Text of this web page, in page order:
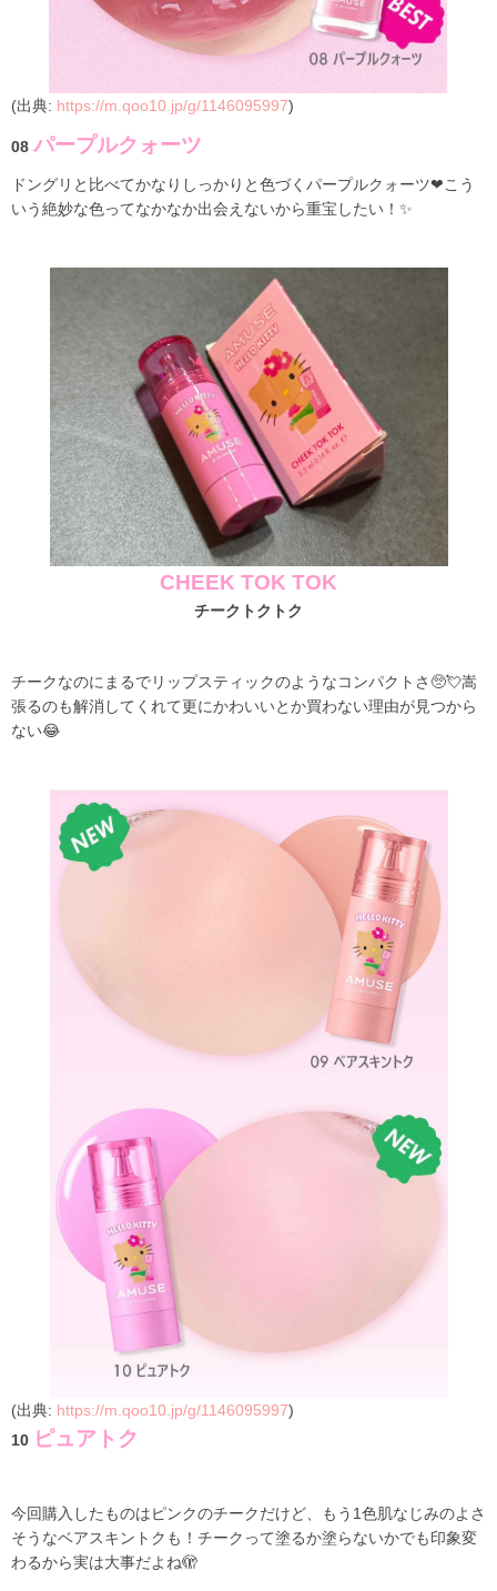
(出典: https://m.qoo10.jp/g/1146095997)
08 パープルクォーツ
ドングリと比べてかなりしっかりと色づくパープルクォーツ❤こう
いう絶妙な色ってなかなか出会えないから重宝したい！✨
CHEEK TOK TOK
チークトクトク
チークなのにまるでリップスティックのようなコンパクトさ🥺💘嵩
張るのも解消してくれて更にかわいいとか買わない理由が見つから
ない😂
(出典: https://m.qoo10.jp/g/1146095997)
10 ピュアトク
今回購入したものはピンクのチークだけど、もう1色肌なじみのよさ
そうなベアスキントクも！チークって塗るか塗らないかでも印象変
わるから実は大事だよね🫣